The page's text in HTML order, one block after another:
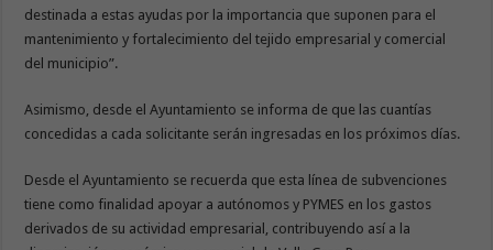
destinada a estas ayudas por la importancia que suponen para el
mantenimiento y fortalecimiento del tejido empresarial y comercial
del municipio”.
Asimismo, desde el Ayuntamiento se informa de que las cuantías
concedidas a cada solicitante serán ingresadas en los próximos días.
Desde el Ayuntamiento se recuerda que esta línea de subvenciones
tiene como finalidad apoyar a autónomos y PYMES en los gastos
derivados de su actividad empresarial, contribuyendo así a la